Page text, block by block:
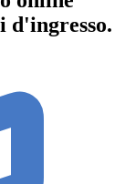
d'ingresso.